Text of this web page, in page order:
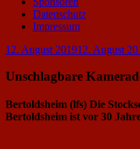
Datenschutz
Impressum
Posted
12. August 201912. August
Unschlagbare
Bertoldsheim (lfs) Die
Bertoldsheim ist vor 30